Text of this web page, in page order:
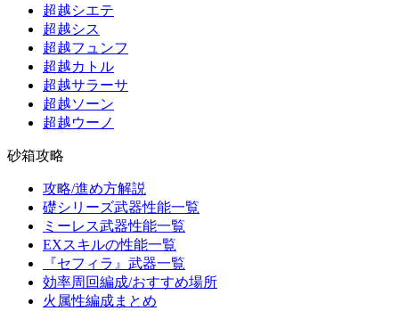
超越シエテ
超越シス
超越フュンフ
超越カトル
超越サラーサ
超越ソーン
超越ウーノ
砂箱攻略
攻略/進め方解説
礎シリーズ武器性能一覧
ミーレス武器性能一覧
EXスキルの性能一覧
『セフィラ』武器一覧
効率周回編成/おすすめ場所
火属性編成まとめ